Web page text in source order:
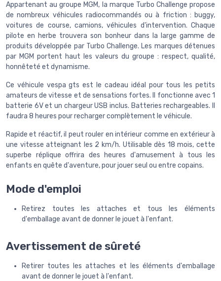
Appartenant au groupe MGM, la marque Turbo Challenge propose
de nombreux véhicules radiocommandés ou à friction : buggy,
voitures de course, camions, véhicules d'intervention. Chaque
pilote en herbe trouvera son bonheur dans la large gamme de
produits développée par Turbo Challenge. Les marques détenues
par MGM portent haut les valeurs du groupe : respect, qualité,
honnêteté et dynamisme.
Ce véhicule vespa gts est le cadeau idéal pour tous les petits
amateurs de vitesse et de sensations fortes. Il fonctionne avec 1
batterie 6V et un chargeur USB inclus. Batteries rechargeables. Il
faudra 8 heures pour recharger complètement le véhicule.
Rapide et réactif, il peut rouler en intérieur comme en extérieur à
une vitesse atteignant les 2 km/h. Utilisable dès 18 mois, cette
superbe réplique offrira des heures d'amusement à tous les
enfants en quête d'aventure, pour jouer seul ou entre copains.
Mode d'emploi
Retirez toutes les attaches et tous les éléments
d'emballage avant de donner le jouet à l'enfant.
Avertissement de sûreté
Retirer toutes les attaches et les éléments d'emballage
avant de donner le jouet à l'enfant.